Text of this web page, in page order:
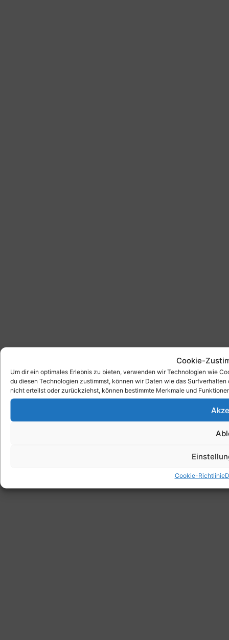
Cookie-
Um dir ein optimales Erlebnis zu bieten, verwenden wir Technologien wie
du diesen Technologien zustimmst, können wir Daten wie das
nicht erteilst oder zurückziehst, können bestimmte Merkmale und
Cookie-Richtlinie